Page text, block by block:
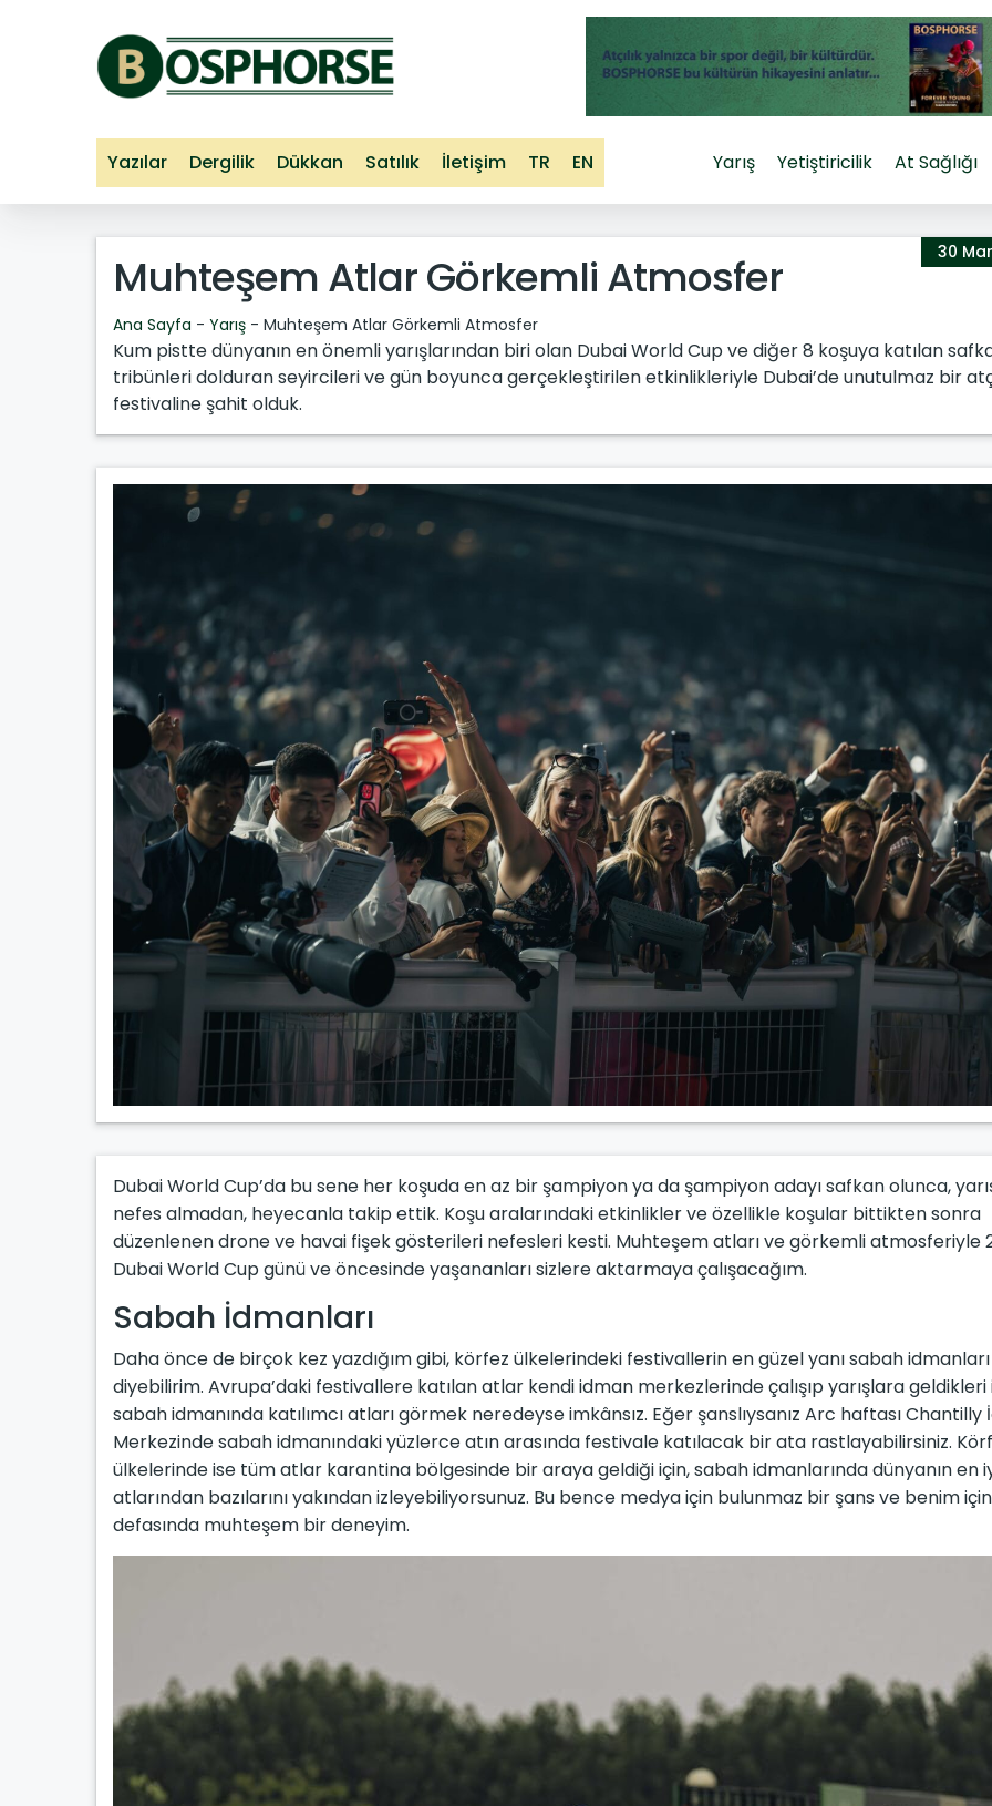
Yazılar Dergilik Dükkan Satılık İletişim TR EN Yarış Yetiştiricilik At Sağlığı
30
Muhteşem Atlar Görkemli Atmosfer
Ana Sayfa - Yarış - Muhteşem Atlar Görkemli Atmosfer
Kum pistte dünyanın en önemli yarışlarından biri olan Dubai World Cup ve diğer 8 koşuya katılan
tribünleri dolduran seyircileri ve gün boyunca gerçekleştirilen etkinlikleriyle Dubai’de unutulmaz bir
festivaline şahit olduk.
Dubai World Cup’da bu sene her koşuda en az bir şampiyon ya da şampiyon adayı safkan olunca,
nefes almadan, heyecanla takip ettik. Koşu aralarındaki etkinlikler ve özellikle koşular bittikten sonra
düzenlenen drone ve havai fişek gösterileri nefesleri kesti. Muhteşem atları ve görkemli atmosferiyle
Dubai World Cup günü ve öncesinde yaşananları sizlere aktarmaya çalışacağım.
Sabah İdmanları
Daha önce de birçok kez yazdığım gibi, körfez ülkelerindeki festivallerin en güzel yanı sabah idmanları
diyebilirim. Avrupa’daki festivallere katılan atlar kendi idman merkezlerinde çalışıp yarışlara geldikleri
sabah idmanında katılımcı atları görmek neredeyse imkânsız. Eğer şanslıysanız Arc haftası Chantilly
Merkezinde sabah idmanındaki yüzlerce atın arasında festivale katılacak bir ata rastlayabilirsiniz.
ülkelerinde ise tüm atlar karantina bölgesinde bir araya geldiği için, sabah idmanlarında dünyanın en
atlarından bazılarını yakından izleyebiliyorsunuz. Bu bence medya için bulunmaz bir şans ve benim
defasında muhteşem bir deneyim.